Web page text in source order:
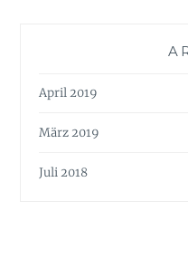
April 2019
März 2019
Juli 2018